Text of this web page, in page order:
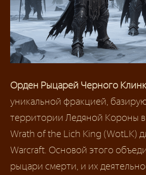
Орден Рыцарей Черного
уникальной фракцией,
территории Ледяной Короны
Wrath of the Lich King (WotLK)
Warcraft. Основой этого
рыцари смерти, и их